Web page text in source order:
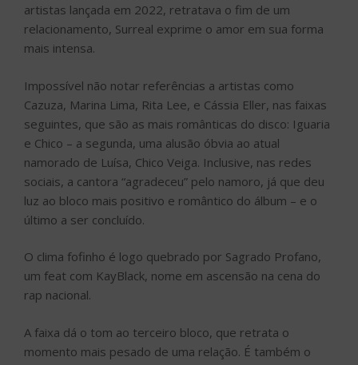
artistas lançada em 2022, retratava o fim de um
relacionamento, Surreal exprime o amor em sua forma
mais intensa.
Impossível não notar referências a artistas como
Cazuza, Marina Lima, Rita Lee, e Cássia Eller, nas faixas
seguintes, que são as mais românticas do disco: Iguaria
e Chico – a segunda, uma alusão óbvia ao atual
namorado de Luísa, Chico Veiga. Inclusive, nas redes
sociais, a cantora “agradeceu” pelo namoro, já que deu
luz ao bloco mais positivo e romântico do álbum – e o
último a ser concluído.
O clima fofinho é logo quebrado por Sagrado Profano,
um feat com KayBlack, nome em ascensão na cena do
rap nacional.
A faixa dá o tom ao terceiro bloco, que retrata o
momento mais pesado de uma relação. É também o